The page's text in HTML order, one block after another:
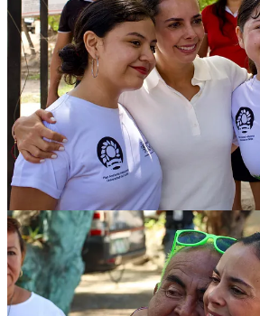
La rectora de la Universidad del Caribe,
Bareño, indicó que la renovación de dicha
de estudios es como parte de los regalos por
creación, ya que beneficiará de forma
que es de más de cuatro mil 200 estudiantes
visitantes diarios.
De igual forma, a nombre de los habitantes
el presidente del comité de obra, Eduardo
nueva infraestructura vial que disfrutarán
transitan por la zona, lo que demuestra que
voluntad, se construyen caminos no solo de
unidad.